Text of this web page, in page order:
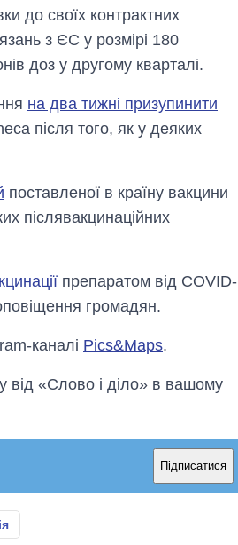
до своїх контрактних
з ЄС у розмірі 180
доз у другому кварталі.
на два тижні призупинити
після того, як у деяких
поставленої в країну вакцини
післявакцинаційних
препаратом від COVID-
громадян.
каналі Pics&Maps.
від «Слово і діло» в вашому
Підписатися